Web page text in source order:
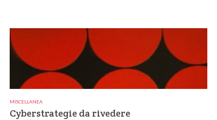
MISCELLANEA
Cyberstrategie da rivedere